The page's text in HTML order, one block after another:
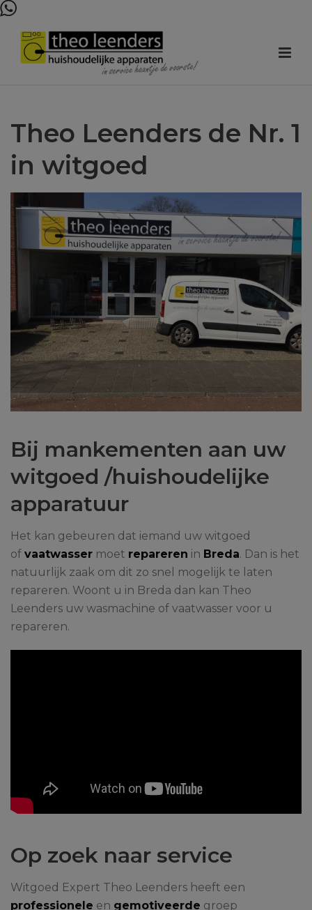
Theo Leenders de Nr. 1
in witgoed
Bij mankementen aan uw
witgoed /huishoudelijke
apparatuur
Het kan gebeuren dat iemand uw witgoed
of vaatwasser moet repareren in Breda. Dan is het
natuurlijk zaak om dit zo snel mogelijk te laten
repareren. Woont u in Breda dan kan Theo
Leenders uw wasmachine of vaatwasser voor u
repareren.
Op zoek naar service
Witgoed Expert Theo Leenders heeft een
professionele en gemotiveerde groep